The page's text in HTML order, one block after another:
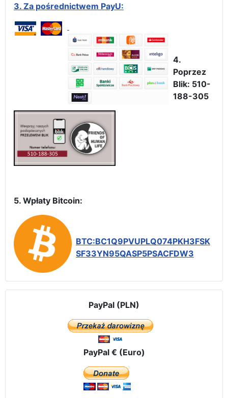
3. Za pośrednictwem PayU:
4.
Poprzez
Blik: 510-
188-305
5. Wpłaty Bitcoin:
BTC:BC1Q9PVUPLQ074PKH3FSK
SF33YN95QASP5PSACFDW3
PayPal (PLN)
PayPal € (Euro)